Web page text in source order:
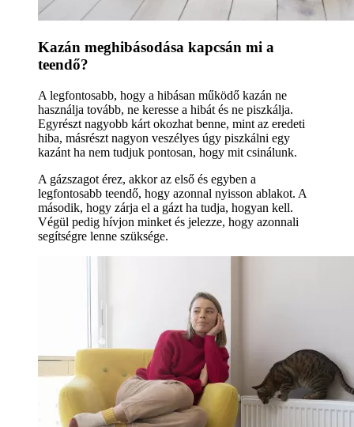
Kazán meghibásodása kapcsán mi a
teendő?
A legfontosabb, hogy a hibásan működő kazán ne
használja tovább, ne keresse a hibát és ne piszkálja.
Egyrészt nagyobb kárt okozhat benne, mint az eredeti
hiba, másrészt nagyon veszélyes úgy piszkálni egy
kazánt ha nem tudjuk pontosan, hogy mit csinálunk.
A gázszagot érez, akkor az első és egyben a
legfontosabb teendő, hogy azonnal nyisson ablakot. A
második, hogy zárja el a gázt ha tudja, hogyan kell.
Végül pedig hívjon minket és jelezze, hogy azonnali
segítségre lenne szüksége.